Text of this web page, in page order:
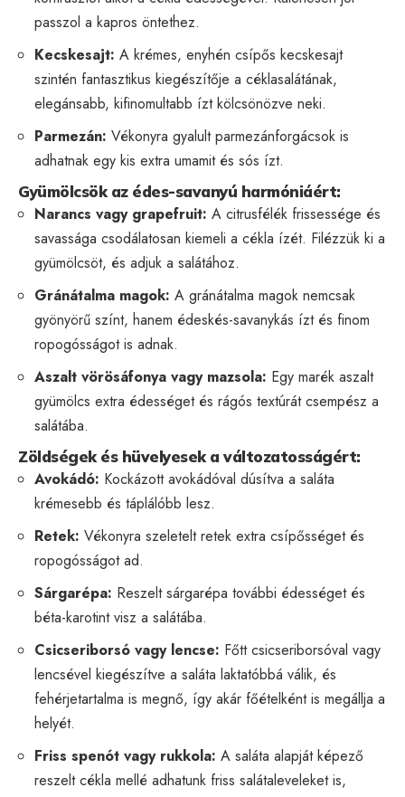
passzol a kapros öntethez.
Kecskesajt: A krémes, enyhén csípős kecskesajt
szintén fantasztikus kiegészítője a céklasalátának,
elegánsabb, kifinomultabb ízt kölcsönözve neki.
Parmezán: Vékonyra gyalult parmezánforgácsok is
adhatnak egy kis extra umamit és sós ízt.
Gyümölcsök az édes-savanyú harmóniáért:
Narancs vagy grapefruit: A citrusfélék frissessége és
savassága csodálatosan kiemeli a cékla ízét. Filézzük ki a
gyümölcsöt, és adjuk a salátához.
Gránátalma magok: A gránátalma magok nemcsak
gyönyörű színt, hanem édeskés-savanykás ízt és finom
ropogósságot is adnak.
Aszalt vörösáfonya vagy mazsola: Egy marék aszalt
gyümölcs extra édességet és rágós textúrát csempész a
salátába.
Zöldségek és hüvelyesek a változatosságért:
Avokádó: Kockázott avokádóval dúsítva a saláta
krémesebb és táplálóbb lesz.
Retek: Vékonyra szeletelt retek extra csípősséget és
ropogósságot ad.
Sárgarépa: Reszelt sárgarépa további édességet és
béta-karotint visz a salátába.
Csicseriborsó vagy lencse: Főtt csicseriborsóval vagy
lencsével kiegészítve a saláta laktatóbbá válik, és
fehérjetartalma is megnő, így akár főételként is megállja a
helyét.
Friss spenót vagy rukkola: A saláta alapját képező
reszelt cékla mellé adhatunk friss salátaleveleket is,